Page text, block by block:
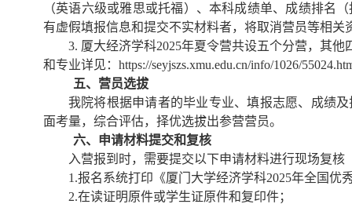
（英语六级或雅思或托福）、本科成绩单、成绩排名
有虚假填报信息和提交不实材料者，将取消营员等相关
3. 厦大经济学科2025年夏令营共设五个分营，其
和专业详见：https://seyjszs.xmu.edu.cn/info/1026/
五、营员选拔
我院将根据申请者的毕业专业、填报志愿、成绩
面考量，综合评估，择优选拔出参营营员。
六、申请材料提交和复核
入营报到时，需要提交以下申请材料进行现场复
1.报名系统打印《厦门大学经济学科2025年全国优
2.在读证明原件或学生证原件和复印件；